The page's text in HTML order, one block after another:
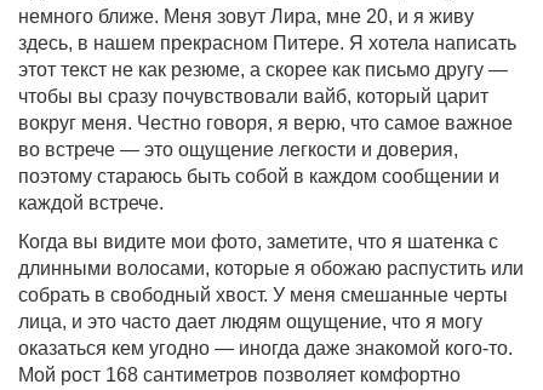
немного ближе. Меня зовут Лира, мне 20, и я живу
здесь, в нашем прекрасном Питере. Я хотела написать
этот текст не как резюме, а скорее как письмо другу —
чтобы вы сразу почувствовали вайб, который царит
вокруг меня. Честно говоря, я верю, что самое важное
во встрече — это ощущение легкости и доверия,
поэтому стараюсь быть собой в каждом сообщении и
каждой встрече.
Когда вы видите мои фото, заметите, что я шатенка с
длинными волосами, которые я обожаю распустить или
собрать в свободный хвост. У меня смешанные черты
лица, и это часто дает людям ощущение, что я могу
оказаться кем угодно — иногда даже знакомой кого-то.
Мой рост 168 сантиметров позволяет комфортно